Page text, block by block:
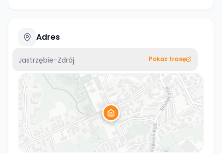
Adres
Jastrzębie-Zdrój Pokaż trasę